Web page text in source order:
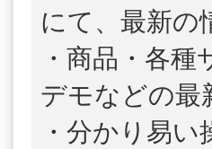
にて、最新の
・商品・各
デモなどの最
・分かり易